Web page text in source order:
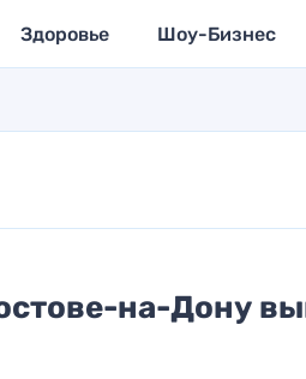
Здоровье Шоу-Бизнес
на-Дону